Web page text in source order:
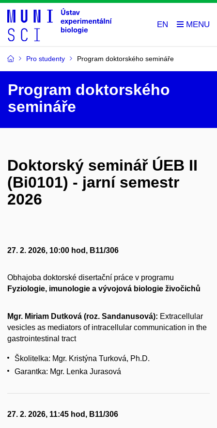
EN
Pro studenty Program doktorského semináře
Program doktorského
semináře
Doktorský seminář ÚEB II
(Bi0101) - jarní semestr
2026
27. 2. 2026, 10:00 hod, B11/306
Obhajoba doktorské disertační práce v programu
Fyziologie, imunologie a vývojová biologie živočichů
Mgr. Miriam Dutková (roz. Sandanusová): Extracellular
vesicles as mediators of intracellular communication in the
gastrointestinal tract
Školitelka: Mgr. Kristýna Turková, Ph.D.
Garantka: Mgr. Lenka Jurasová
27. 2. 2026, 11:45 hod, B11/306